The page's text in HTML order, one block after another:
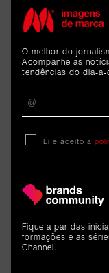
recomenda aos
conteúdos
comparem
desconfiem de
seguirem
O melhor do
Acompanhe as
tendências do dia-a-
Li e aceito a
Fique a par das
formações e as
Channel.